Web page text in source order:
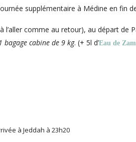
supplémentaire à Médine en fin
comme au retour), au départ de
bagage cabine de 9 kg. (+ 5l d’Eau de
à Jeddah à 23h20